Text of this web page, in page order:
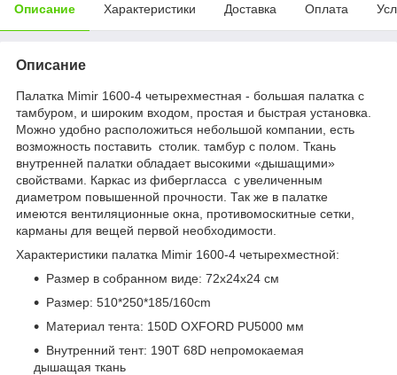
Описание Характеристики Доставка Оплата
Описание
Палатка Mimir 1600-4 четырехместная - большая палатка с
тамбуром, и широким входом, простая и быстрая установка.
Можно удобно расположиться небольшой компании, есть
возможность поставить столик. тамбур с полом. Ткань
внутренней палатки обладает высокими «дышащими»
свойствами. Каркас из фибергласса с увеличенным
диаметром повышенной прочности. Так же в палатке
имеются вентиляционные окна, противомоскитные сетки,
карманы для вещей первой необходимости.
Характеристики палатка Mimir 1600-4 четырехместной:
Размер в собранном виде: 72х24х24 см
Размер: 510*250*185/160cm
Материал тента: 150D OXFORD PU5000 мм
Внутренний тент: 190T 68D непромокаемая
дышащая ткань